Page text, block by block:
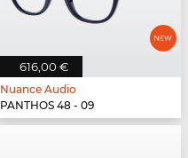
616,00 €
Nuance Audio
PANTHOS 48 - 09